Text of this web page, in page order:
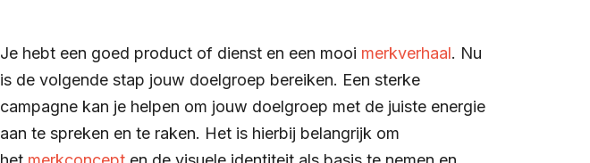
Je hebt een goed product of dienst en een mooi merkverhaal. Nu
is de volgende stap jouw doelgroep bereiken. Een sterke
campagne kan je helpen om jouw doelgroep met de juiste energie
aan te spreken en te raken. Het is hierbij belangrijk om